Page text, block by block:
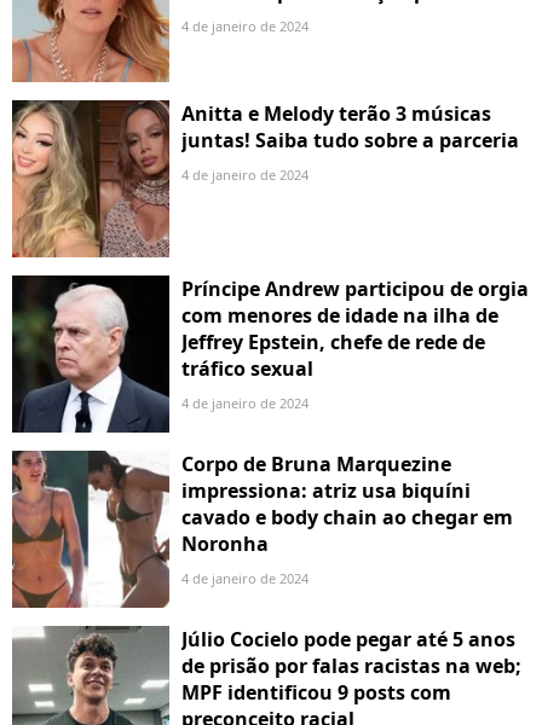
4 de janeiro de 2024
Anitta e Melody terão 3 músicas
juntas! Saiba tudo sobre a parceria
4 de janeiro de 2024
Príncipe Andrew participou de orgia
com menores de idade na ilha de
Jeffrey Epstein, chefe de rede de
tráfico sexual
4 de janeiro de 2024
Corpo de Bruna Marquezine
impressiona: atriz usa biquíni
cavado e body chain ao chegar em
Noronha
4 de janeiro de 2024
Júlio Cocielo pode pegar até 5 anos
de prisão por falas racistas na web;
MPF identificou 9 posts com
preconceito racial